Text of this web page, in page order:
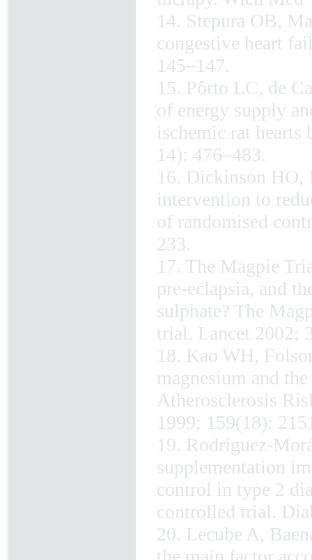
14. Stepura OB,
congestive heart
145–147.
15. Pôrto LC, de
of energy supply
ischemic rat
14): 476–483.
16. Dickinson HO,
intervention to
of randomised
233.
17. The Magpie
pre-eclapsia, and
sulphate? The
trial. Lancet 2002;
18. Kao WH,
magnesium and
Atherosclerosis
1999; 159(18):
19. Rodríguez-
supplementation
control in type 2
controlled trial.
20. Lecube A,